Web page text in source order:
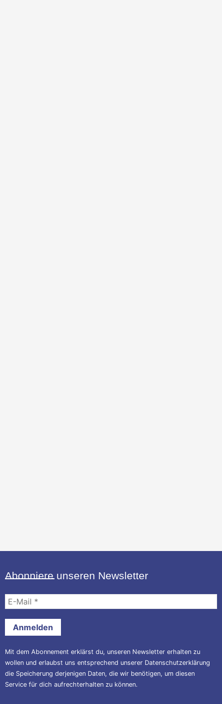
Abonniere unseren Newsletter
Mail
Mit dem Abonnement erklärst du, unseren Newsletter erhalten zu
wollen und erlaubst uns entsprechend unserer Datenschutzerklärung
die Speicherung derjenigen Daten, die wir benötigen, um diesen
Service für dich aufrechterhalten zu können.